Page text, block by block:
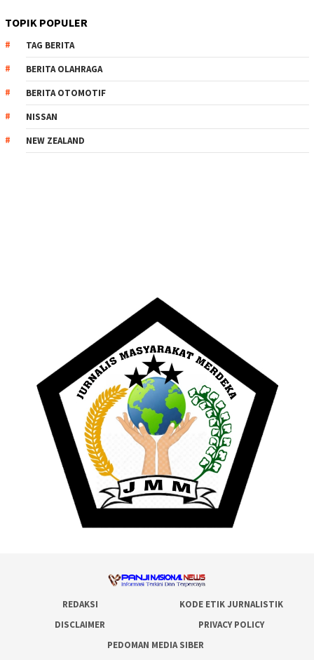
TOPIK POPULER
TAG BERITA
BERITA OLAHRAGA
BERITA OTOMOTIF
NISSAN
NEW ZEALAND
REDAKSI
KODE ETIK JURNALISTIK
DISCLAIMER
PRIVACY POLICY
PEDOMAN MEDIA SIBER